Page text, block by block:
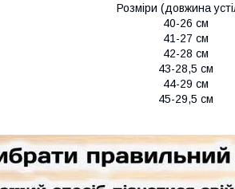
Розміри (довжина
40-26 см
41-27 см
42-28 см
43-28,5 см
44-29 см
45-29,5 см